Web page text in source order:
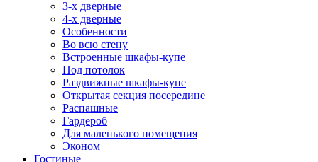
3-х дверные
4-х дверные
Особенности
Во всю стену
Встроенные шкафы-купе
Под потолок
Раздвижные шкафы-купе
Открытая секция посередине
Распашные
Гардероб
Для маленького помещения
Эконом
Гостиные